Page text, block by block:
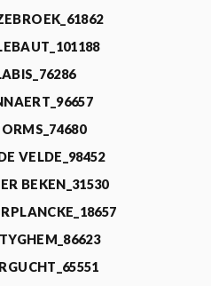
VELDE_98452
BEKEN_31530